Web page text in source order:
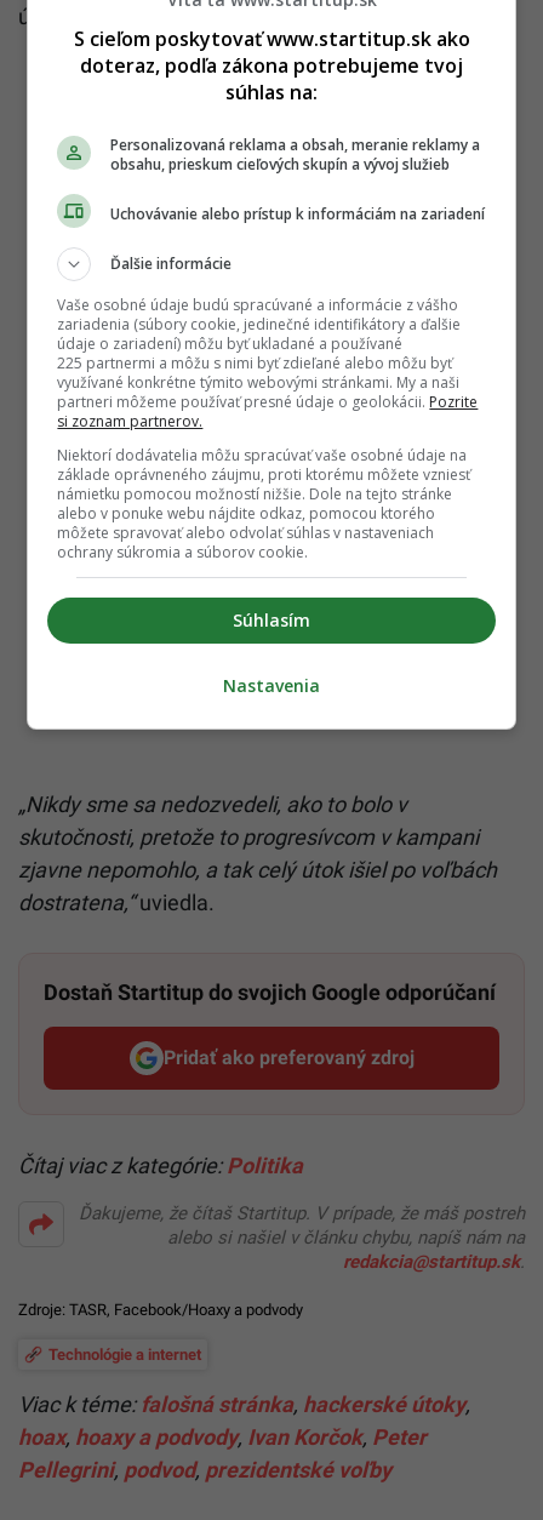
útoku hekerov.
„Nikdy sme sa nedozvedeli, ako to bolo v
skutočnosti, pretože to progresívcom v kampani
zjavne nepomohlo, a tak celý útok išiel po voľbách
dostratena,“uviedla.
Dostaň Startitup do svojich Google odporúčaní
Pridať ako preferovaný zdroj
Startitup, odkaz sa otvorí v
Čítaj viac z kategórie:Politika
Ďakujeme, že čítaš Startitup. V prípade, že máš postreh
alebo si našiel v článku chybu, napíš nám na
redakcia@startitup.sk.
Zdroje: TASR, Facebook/Hoaxy a podvody
Technológie a internet
Viac k téme: falošná stránka, hackerské útoky,
hoax, hoaxy a podvody, Ivan Korčok, Peter
Pellegrini, podvod, prezidentské voľby
S cieľom poskytovať www.startitup.sk ako
doteraz, podľa zákona potrebujeme tvoj
súhlas na:
Personalizovaná reklama a obsah, meranie reklamy a
obsahu, prieskum cieľových skupín a vývoj služieb
Uchovávanie alebo prístup k informáciám na zariadení
Ďalšie informácie
Vaše osobné údaje budú spracúvané a informácie z vášho
zariadenia (súbory cookie, jedinečné identifikátory a ďalšie
údaje o zariadení) môžu byť ukladané a používané
225 partnermi a môžu s nimi byť zdieľané alebo môžu byť
využívané konkrétne týmito webovými stránkami. My a naši
partneri môžeme používať presné údaje o geolokácii. Pozrite
si zoznam partnerov.
Niektorí dodávatelia môžu spracúvať vaše osobné údaje na
základe oprávneného záujmu, proti ktorému môžete vzniesť
námietku pomocou možností nižšie. Dole na tejto stránke
alebo v ponuke webu nájdite odkaz, pomocou ktorého
môžete spravovať alebo odvolať súhlas v nastaveniach
ochrany súkromia a súborov cookie.
Súhlasím
Nastavenia